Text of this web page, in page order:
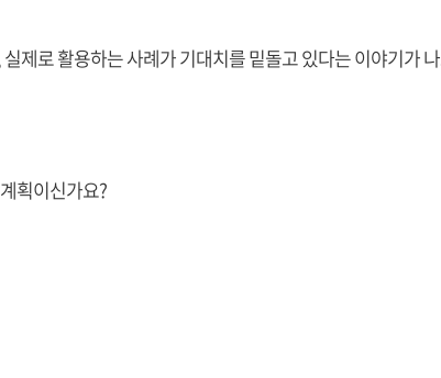
제로 활용하는 사례가 기대치를 밑돌고 있다는 이야기가
획이신가요?